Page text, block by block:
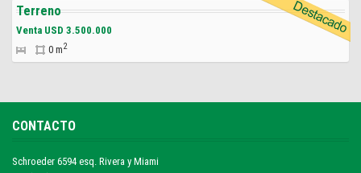
Terreno
Venta USD 3.500.000
0 m2
CONTACTO
Schroeder 6594 esq. Rivera y Miami